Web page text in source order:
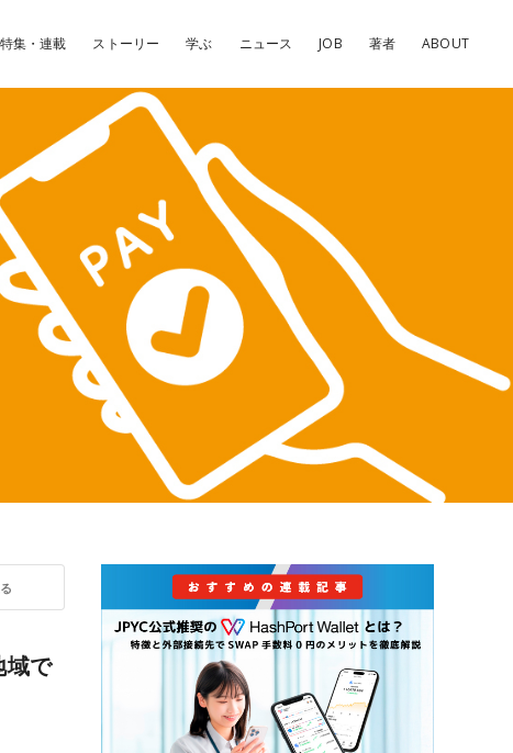
特集・連載 ストーリー 学ぶ ニュース JOB 著者 ABOUT
域で